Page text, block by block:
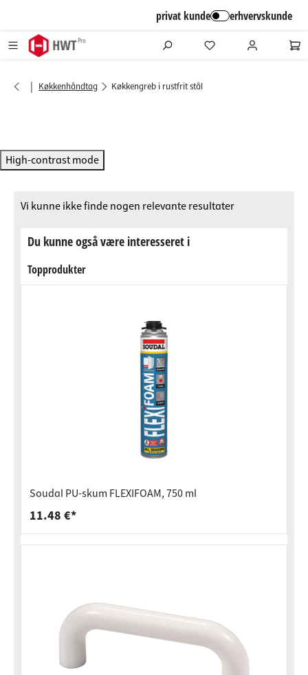
privat kunde erhvervskunde
| Køkkenhåndtag Køkkengreb i rustfrit stål
High-contrast mode
Vi kunne ikke finde nogen relevante resultater
Du kunne også være interesseret i
Topprodukter
Soudal PU-skum FLEXIFOAM, 750 ml
11.48 €*